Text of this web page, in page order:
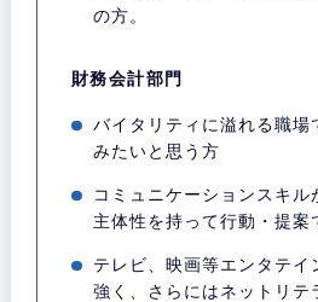
の方。
財務会計部門
バイタリティに溢れる職場
みたいと思う方
コミュニケーションスキル
主体性を持って行動・提案
テレビ、映画等エンタテイ
強く、さらにはネットリテ